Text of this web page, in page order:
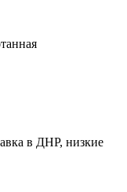
в ДНР, низкие